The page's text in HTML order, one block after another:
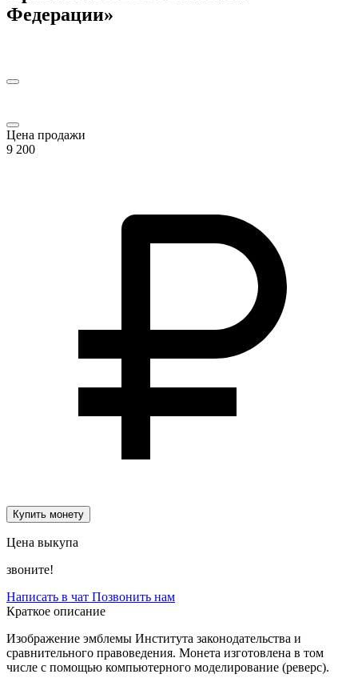
Федерации»
Цена продажи
9 200
Купить монету
Цена выкупа
звоните!
Написать в чат Позвонить нам
Краткое описание
Изображение эмблемы Института законодательства и
сравнительного правоведения. Монета изготовлена в том
числе с помощью компьютерного моделирование (реверс).